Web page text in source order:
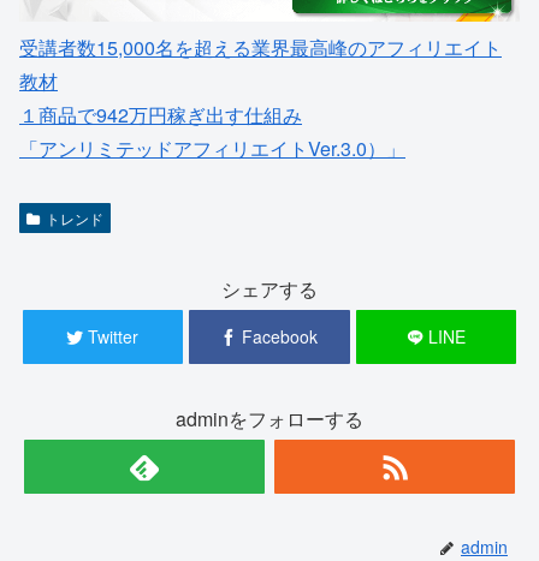
受講者数15,000名を超える業界最高峰のアフィリエイト
教材
１商品で942万円稼ぎ出す仕組み
「アンリミテッドアフィリエイトVer.3.0）」
トレンド
シェアする
Twitter Facebook LINE
adminをフォローする
admin